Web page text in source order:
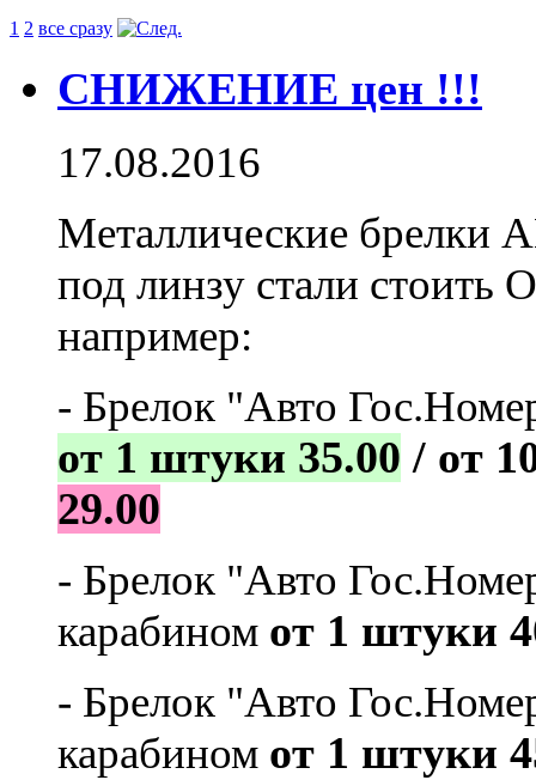
1 2 все сразу
СНИЖЕНИЕ цен !!!
17.08.2016
Металлические
под линзу стали
например:
- Брелок "Авто
от 1 штуки 35.00 / от
29.00
- Брелок "Авто
карабином от 1 штуки
- Брелок "Авто
карабином от 1 штуки